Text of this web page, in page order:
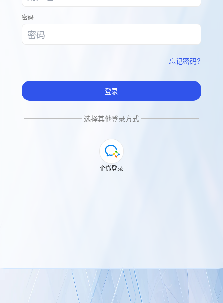
密码
忘记密码?
登录
选择其他登录方式
企微登录